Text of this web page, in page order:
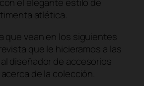
el elegante estilo de
atlética.
que vean en los siguientes
que le hicieramos a las
diseñador de accesorios
de la colección.